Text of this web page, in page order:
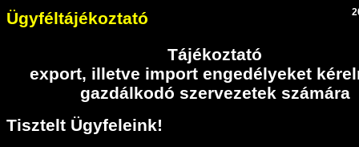
Ügyféltájékoztató
Tájékoztató
export, illetve import engedélyeket
gazdálkodó szervezetek számára
Tisztelt Ügyfeleink!